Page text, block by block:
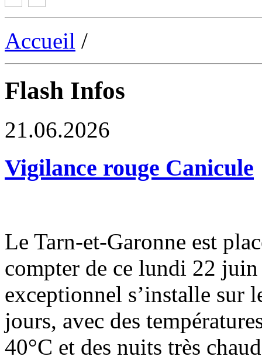
Accueil /
Flash Infos
21.06.2026
Vigilance rouge Canicule
Le Tarn-et-Garonne est
compter de ce lundi 22
exceptionnel s’installe sur
jours, avec des
40°C et des nuits très